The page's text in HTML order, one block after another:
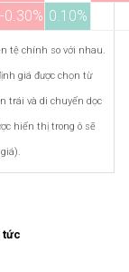
-0.30% 0.10%
tệ chính so với nhau.
giá được chọn từ
trái và di chuyển dọc
hiển thị trong ô sẽ
tức